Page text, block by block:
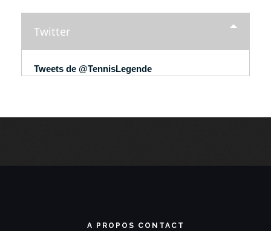
Twitter
Tweets de @TennisLegende
A PROPOS CONTACT